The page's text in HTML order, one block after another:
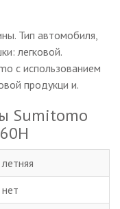
Тип автомобиля,
легковой.
с использованием
продукци и.
Sumitomo
летняя
нет